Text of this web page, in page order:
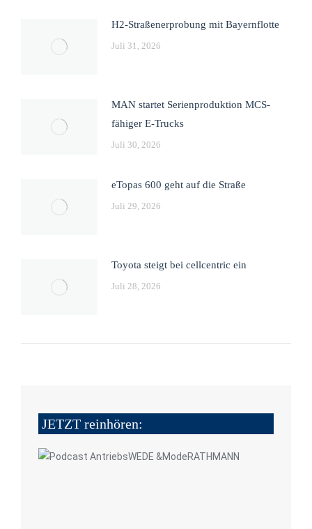
H2-Straßenerprobung mit Bayernflotte
Juli 31, 2026
MAN startet Serienproduktion MCS-
fähiger E-Trucks
Juli 30, 2026
eTopas 600 geht auf die Straße
Juli 29, 2026
Toyota steigt bei cellcentric ein
Juli 28, 2026
JETZT reinhören: